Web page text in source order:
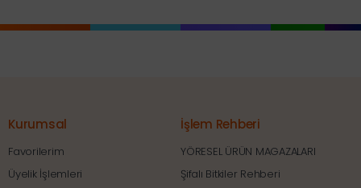
Kurumsal
Favorilerim
Üyelik İşlemleri
İşlem Rehberi
YÖRESEL ÜRÜN MAGAZALARI
Şifalı Bitkiler Rehberi